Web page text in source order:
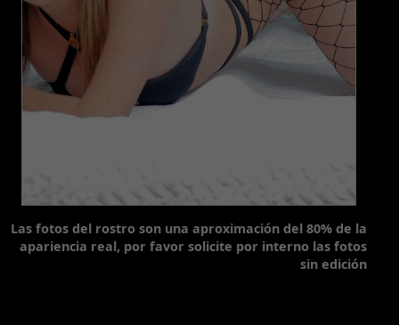
Las fotos del rostro son una aproximación del 80% de la
apariencia real, por favor solicite por interno las fotos
sin edición